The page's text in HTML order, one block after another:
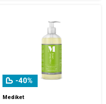
-40%
Mediket